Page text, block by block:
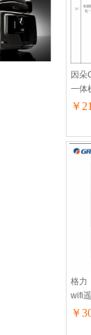
因朵
一体
￥
格力
wifi
机地
60
￥